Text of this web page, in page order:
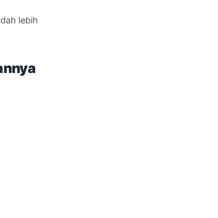
lebih